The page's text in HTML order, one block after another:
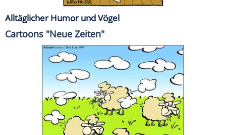
Alltäglicher Humor und Vögel
Cartoons "Neue Zeiten"